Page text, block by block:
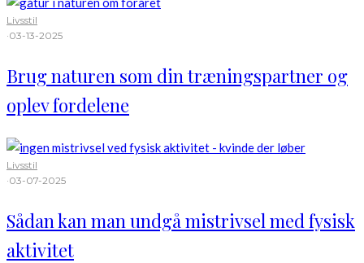
Livsstil
·03-13-2025
Brug naturen som din træningspartner og
oplev fordelene
Livsstil
·03-07-2025
Sådan kan man undgå mistrivsel med fysisk
aktivitet